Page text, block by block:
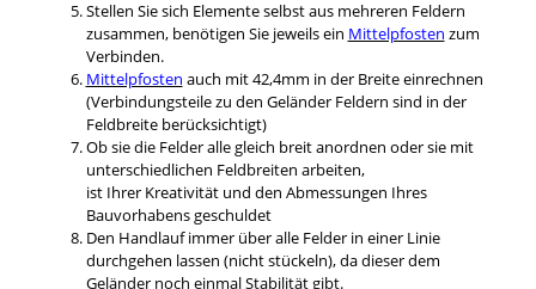
Stellen Sie sich Elemente selbst aus mehreren Feldern
zusammen, benötigen Sie jeweils ein Mittelpfosten zum
Verbinden.
Mittelpfosten auch mit 42,4mm in der Breite einrechnen
(Verbindungsteile zu den Geländer Feldern sind in der
Feldbreite berücksichtigt)
Ob sie die Felder alle gleich breit anordnen oder sie mit
unterschiedlichen Feldbreiten arbeiten,
ist Ihrer Kreativität und den Abmessungen Ihres
Bauvorhabens geschuldet
Den Handlauf immer über alle Felder in einer Linie
durchgehen lassen (nicht stückeln), da dieser dem
Geländer noch einmal Stabilität gibt.